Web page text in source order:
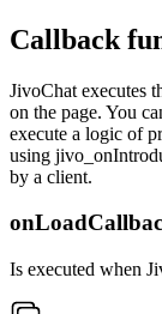
Callback
JivoChat executes
on the page. You
execute a logic of
using
by a client.
Is executed when